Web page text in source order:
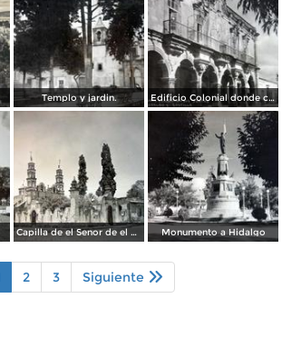
Templo y jardin. Edificio Colonial donde celebraba sus juntas Don Miguel Hidalgo y Costilla.
Capilla de el Senor de el Llanito Monumento a Hidalgo
2 3 Siguiente